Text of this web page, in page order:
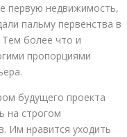
первую недвижимость,
пальму первенства в
Тем более что и
пропорциями
будущего проекта
на строгом
Им нравится уходить